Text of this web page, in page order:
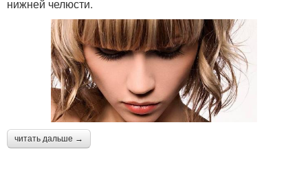
нижней челюсти.
читать дальше →